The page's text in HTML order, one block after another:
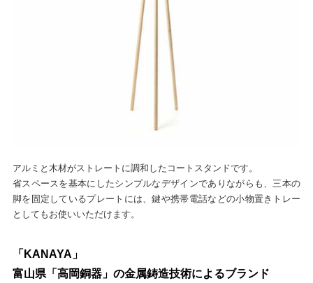
アルミと木材がストレートに調和したコートスタンドです。
省スペースを基本にしたシンプルなデザインでありながらも、三本の
脚を固定しているプレートには、鍵や携帯電話などの小物置きトレー
としてもお使いいただけます。
「KANAYA」
富山県「高岡銅器」の金属鋳造技術によるブランド